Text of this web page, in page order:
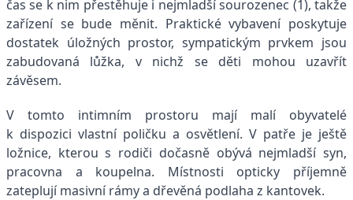
čas se k nim přestěhuje i nejmladší sourozenec (1), takže
zařízení se bude měnit. Praktické vybavení poskytuje
dostatek úložných prostor, sympatickým prvkem jsou
zabudovaná lůžka, v nichž se děti mohou uzavřít
závěsem.
V tomto intimním prostoru mají malí obyvatelé
k dispozici vlastní poličku a osvětlení. V patře je ještě
ložnice, kterou s rodiči dočasně obývá nejmladší syn,
pracovna a koupelna. Místnosti opticky příjemně
zateplují masivní rámy a dřevěná podlaha z kantovek.